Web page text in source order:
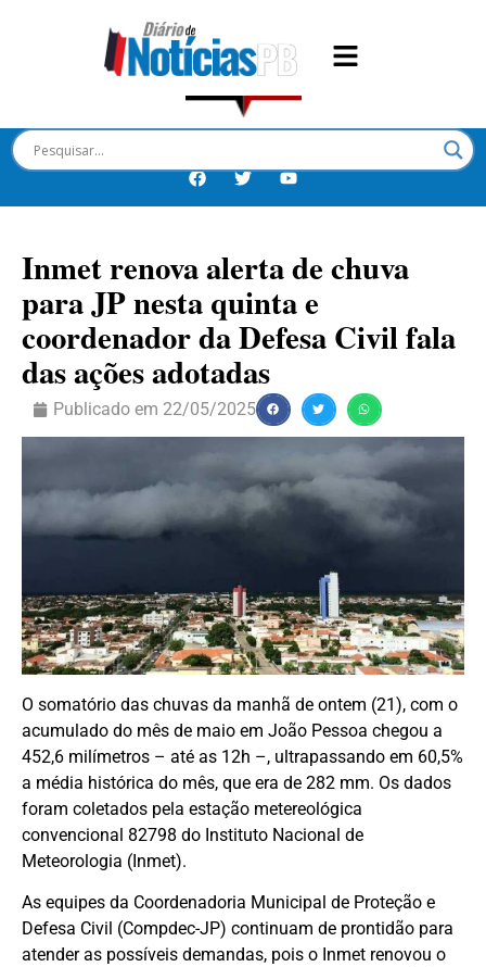
Inmet renova alerta de chuva
para JP nesta quinta e
coordenador da Defesa Civil fala
das ações adotadas
Publicado em 22/05/2025
O somatório das chuvas da manhã de ontem (21), com o
acumulado do mês de maio em João Pessoa chegou a
452,6 milímetros – até as 12h –, ultrapassando em 60,5%
a média histórica do mês, que era de 282 mm. Os dados
foram coletados pela estação metereológica
convencional 82798 do Instituto Nacional de
Meteorologia (Inmet).
As equipes da Coordenadoria Municipal de Proteção e
Defesa Civil (Compdec-JP) continuam de prontidão para
atender as possíveis demandas, pois o Inmet renovou o